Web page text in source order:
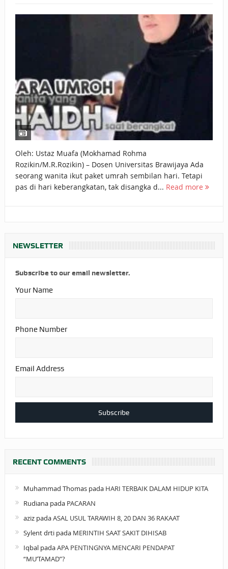
BAGAIMANA CARA MEMBAYAR ZAKAT UANG?
UANG HARAM BISA MENJADI HALAL JIKA SEBAB
ISTIDLAL BATIL VS ISTIDLAL SYAR’I
BAHASA CINTA KARENA ALLAH
HUKUM MEMBAYAR ZAKAT DENGAN CARA MENGANGSUR
HUKUM MEMBAYAR ZAKAT KEPADA KERABAT SENDIRI
Oleh: Ustaz Muafa (Mokhamad Rohma
Rozikin/M.R.Rozikin) – Dosen Universitas Brawijaya Ada
seorang wanita ikut paket umrah sembilan hari. Tetapi
pas di hari keberangkatan, tak disangka d... Read more
NEWSLETTER
Subscribe to our email newsletter.
Your Name
Phone Number
Email Address
RECENT COMMENTS
Muhammad Thomaspada HARI TERBAIK DALAM HIDUP KITA
Rudianapada PACARAN
azizpadaASAL USUL TARAWIH 8, 20 DAN 36 RAKAAT
Sylent drtipada MERINTIH SAAT SAKIT DIHISAB
IqbalpadaAPA PENTINGNYA MENCARI PENDAPAT
“MU’TAMAD”?